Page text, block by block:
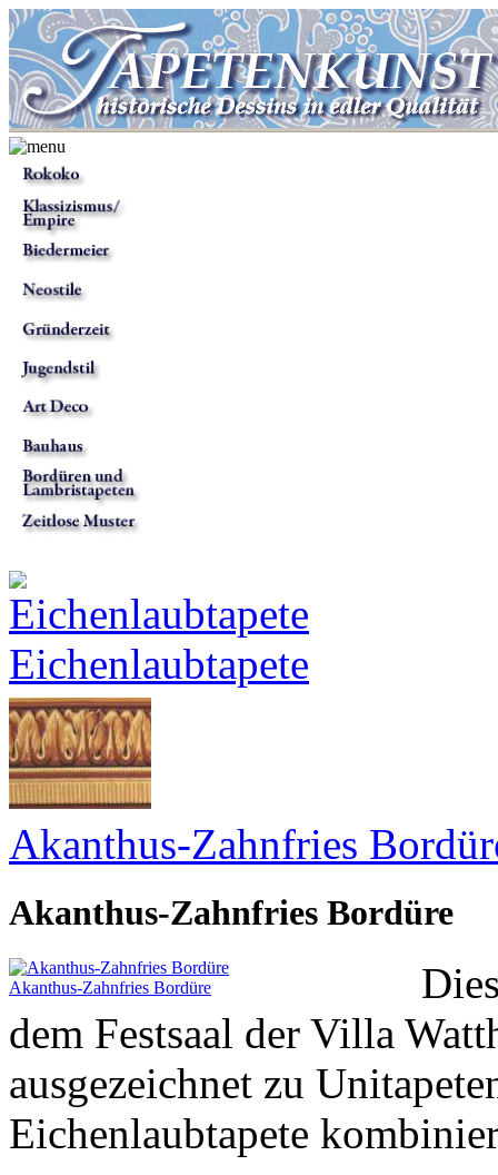
Eichenlaubtapete
Akanthus-Zahnfries
Akanthus-Zahnfries Bordüre
Akanthus-Zahnfries Bordüre
dem Festsaal der Villa
ausgezeichnet zu
Eichenlaubtapete